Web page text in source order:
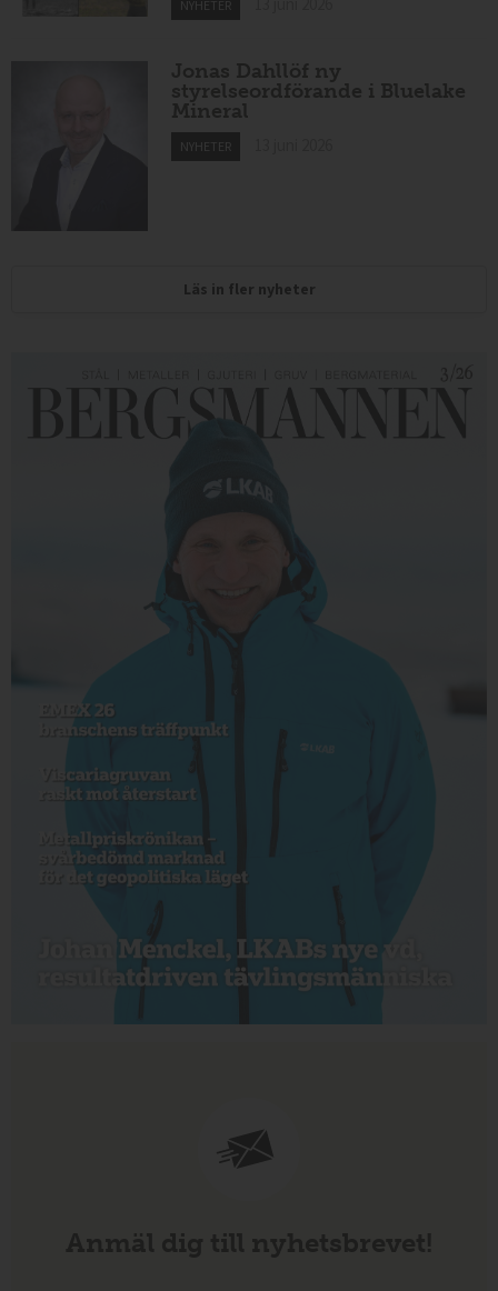
NYHETER
Jonas Dahllöf ny
styrelseordförande i Bluelake
Mineral
NYHETER
Läs in fler nyheter